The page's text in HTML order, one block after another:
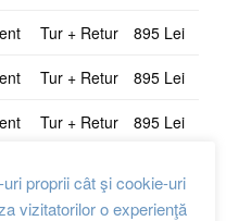
Tur + Retur 895 Lei
Tur + Retur 895 Lei
Tur + Retur 895 Lei
proprii cât şi cookie-uri
vizitatorilor o experienţă